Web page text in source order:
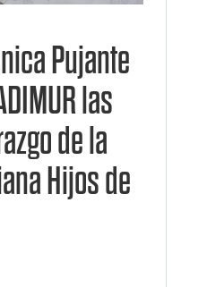
Pujante
las
de la
Hijos de